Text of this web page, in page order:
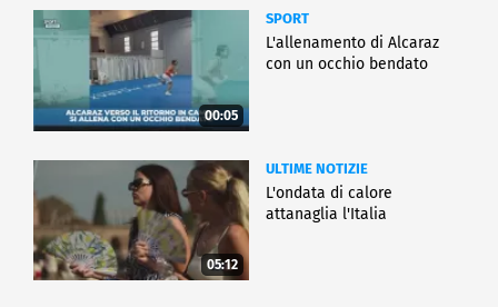
00:05
SPORT
L'allenamento di Alcaraz
con un occhio bendato
05:12
ULTIME NOTIZIE
L'ondata di calore
attanaglia l'Italia